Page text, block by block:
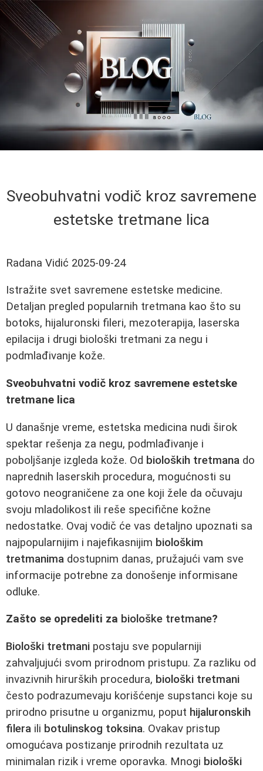
Sveobuhvatni vodič kroz savremene
estetske tretmane lica
Radana Vidić 2025-09-24
Istražite svet savremene estetske medicine.
Detaljan pregled popularnih tretmana kao što su
botoks, hijaluronski fileri, mezoterapija, laserska
epilacija i drugi biološki tretmani za negu i
podmlađivanje kože.
Sveobuhvatni vodič kroz savremene estetske
tretmane lica
U današnje vreme, estetska medicina nudi širok
spektar rešenja za negu, podmlađivanje i
poboljšanje izgleda kože. Od bioloških tretmana do
naprednih laserskih procedura, mogućnosti su
gotovo neograničene za one koji žele da očuvaju
svoju mladolikost ili reše specifične kožne
nedostatke. Ovaj vodič će vas detaljno upoznati sa
najpopularnijim i najefikasnijim biološkim
tretmanima dostupnim danas, pružajući vam sve
informacije potrebne za donošenje informisane
odluke.
Zašto se opredeliti za biološke tretmane?
Biološki tretmani postaju sve popularniji
zahvaljujući svom prirodnom pristupu. Za razliku od
invazivnih hirurških procedura, biološki tretmani
često podrazumevaju korišćenje supstanci koje su
prirodno prisutne u organizmu, poput hijaluronskih
filera ili botulinskog toksina. Ovakav pristup
omogućava postizanje prirodnih rezultata uz
minimalan rizik i vreme oporavka. Mnogi biološki